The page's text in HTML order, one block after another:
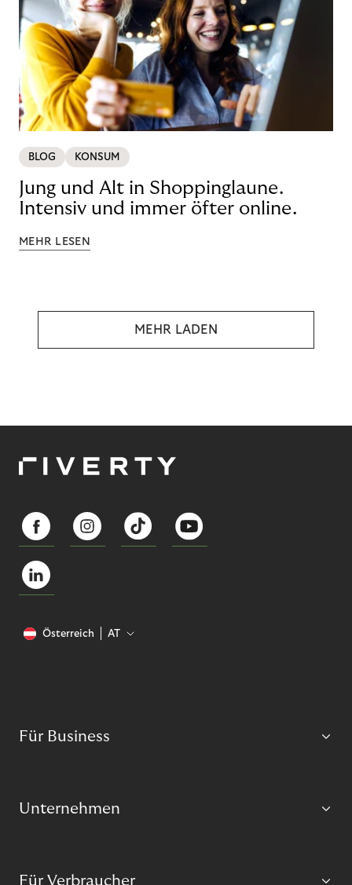
BLOG KONSUM
Jung und Alt in Shoppinglaune.
Intensiv und immer öfter online.
MEHR LESEN
MEHR LADEN
Österreich AT
Für Business
Unternehmen
Für Verbraucher